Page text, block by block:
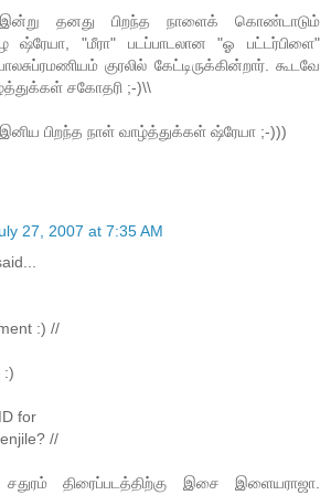
தனது பிறந்த நாளைக் கொண்டாடும்
"மீரா" படப்பாடலான "ஓ பட்டர்பிளை"
குரலில் கேட்டிருக்கின்றார். கூடவே
சகோதரி ;-)\\
பிறந்த நாள் வாழ்த்துக்கள் ஷ்ரேயா ;-)))
27, 2007 at 7:35 AM
:) //
:)
for
//
சதுரம் திரைப்படத்திற்கு இசை இளையராஜா.